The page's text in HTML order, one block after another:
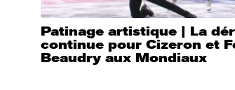
Patinage artistique | La
continue pour Cizeron et
Beaudry aux Mondiaux